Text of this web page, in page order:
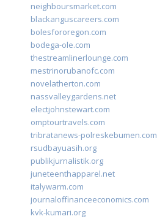
neighboursmarket.com
blackanguscareers.com
bolesfororegon.com
bodega-ole.com
thestreamlinerlounge.com
mestrinorubanofc.com
novelatherton.com
nassvalleygardens.net
electjohnstewart.com
omptourtravels.com
tribratanews-polreskebumen.com
rsudbayuasih.org
publikjurnalistik.org
juneteenthapparel.net
italywarm.com
journaloffinanceeconomics.com
kvk-kumari.org